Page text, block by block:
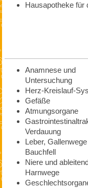
Hausapotheke für
Anamnese und
Untersuchung
Herz-Kreislauf-
Gefäße
Atmungsorgane
Verdauung
Leber,
Bauchfell
Niere und
Harnwege